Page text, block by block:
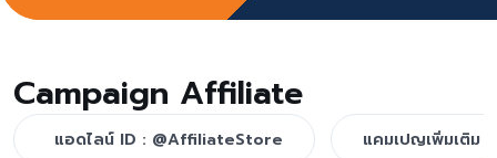
Campaign Affiliate
แอดไลน์ ID : @AffiliateStore แคมเปญเพิ่มเติม